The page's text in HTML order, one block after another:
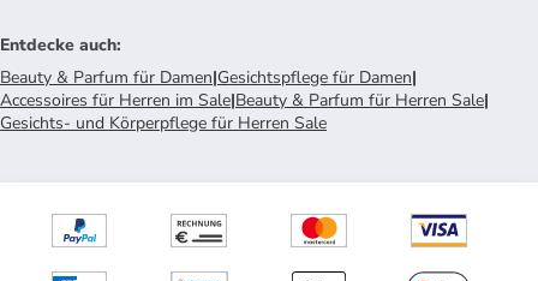
Entdecke auch:
Beauty & Parfum für Damen|Gesichtspflege für Damen|
Accessoires für Herren im Sale|Beauty & Parfum für Herren Sale|
Gesichts- und Körperpflege für Herren Sale